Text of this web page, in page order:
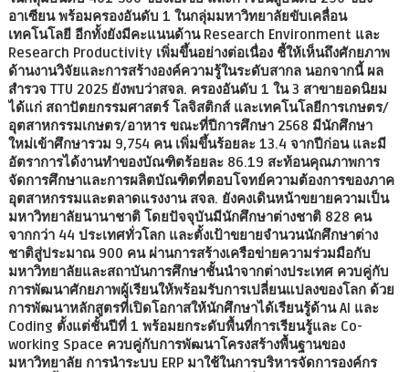
อาเซียน พร้อมครองอันดับ 1 ในกลุ่มมหาวิทยาลัยขับเคลื่อน
เทคโนโลยี อีกทั้งยังมีคะแนนด้าน Research Environment และ
Research Productivity เพิ่มขึ้นอย่างต่อเนื่อง ชี้ให้เห็นถึงศักยภาพ
ด้านงานวิจัยและการสร้างองค์ความรู้ในระดับสากล นอกจากนี้ ผล
สำรวจ TTU 2025 ยังพบว่าสจล. ครองอันดับ 1 ใน 3 สาขายอดนิยม
ได้แก่ สถาปัตยกรรมศาสตร์ โลจิสติกส์ และเทคโนโลยีการเกษตร/
อุตสาหกรรมเกษตร/อาหาร ขณะที่ปีการศึกษา 2568 มีนักศึกษา
ใหม่เข้าศึกษารวม 9,754 คน เพิ่มขึ้นร้อยละ 13.4 จากปีก่อน และมี
อัตราการได้งานทำของบัณฑิตร้อยละ 86.19 สะท้อนคุณภาพการ
จัดการศึกษาและการผลิตบัณฑิตที่ตอบโจทย์ความต้องการของภาค
อุตสาหกรรมและตลาดแรงงาน สจล. ยังคงเดินหน้าขยายความเป็น
มหาวิทยาลัยนานาชาติ โดยปัจจุบันมีนักศึกษาต่างชาติ 828 คน
จากกว่า 44 ประเทศทั่วโลก และตั้งเป้าขยายจำนวนนักศึกษาต่าง
ชาติสู่ประมาณ 900 คน ผ่านการสร้างเครือข่ายความร่วมมือกับ
มหาวิทยาลัยและสถาบันการศึกษาชั้นนำจากต่างประเทศ ควบคู่กับ
การพัฒนาศักยภาพผู้เรียนให้พร้อมรับการเปลี่ยนแปลงของโลก ด้วย
การพัฒนาหลักสูตรที่เปิดโอกาสให้นักศึกษาได้เรียนรู้ด้าน AI และ
Coding ตั้งแต่ชั้นปีที่ 1 พร้อมยกระดับพื้นที่การเรียนรู้และ Co-
working Space ควบคู่กับการพัฒนาโครงสร้างพื้นฐานของ
มหาวิทยาลัย การนำระบบ ERP มาใช้ในการบริหารจัดการองค์กร